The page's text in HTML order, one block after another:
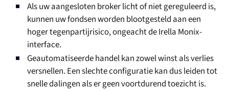
Als uw aangesloten broker licht of niet gereguleerd is,
kunnen uw fondsen worden blootgesteld aan een
hoger tegenpartijrisico, ongeacht de Irella Monix-
interface.
Geautomatiseerde handel kan zowel winst als verlies
versnellen. Een slechte configuratie kan dus leiden tot
snelle dalingen als er geen voortdurend toezicht is.